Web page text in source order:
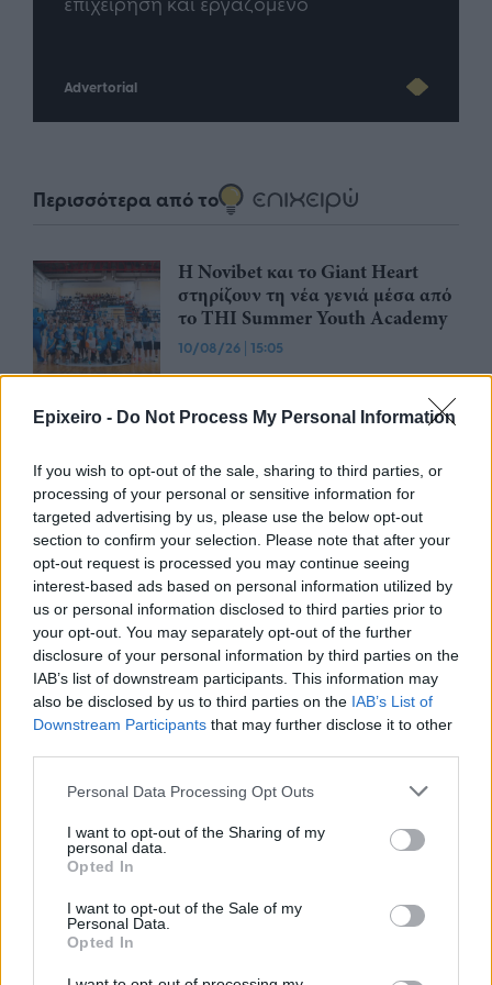
Epixeiro - Do Not Process My Personal Information
If you wish to opt-out of the sale, sharing to third parties, or
processing of your personal or sensitive information for
targeted advertising by us, please use the below opt-out
section to confirm your selection. Please note that after your
opt-out request is processed you may continue seeing
interest-based ads based on personal information utilized by
us or personal information disclosed to third parties prior to
your opt-out. You may separately opt-out of the further
disclosure of your personal information by third parties on the
IAB’s list of downstream participants. This information may
also be disclosed by us to third parties on the IAB’s List of
Downstream Participants that may further disclose it to other
Personal Data Processing Opt Outs
I want to opt-out of the Sharing of my
personal data.
Opted In
I want to opt-out of the Sale of my
Personal Data.
Opted In
Advertorial
Περισσότερα από το
Η Novibet και το Giant Heart
στηρίζουν τη νέα γενιά μέσα από
το THI Summer Youth Academy
10/08/26 | 15:05
Όμιλος ΔΕΗ: Υπογράφει νέα
χαρτοφυλάκιο έργων ΑΠΕ άνω
των 2 GW σε Πολωνία και
Ουγγαρία
10/08/26|10:49
Παράταση έως τις 30 Νοεμβρίου
για περισσότερες από 400
επιχειρήσεις στο «Εξοικονομώ –
Επιχειρώ» λόγω μεγάλης
απήχησης του προγράμματος
10/08/26| 10:42
Trade Estates: Στην κατοχή της το
50% του Sofia South Ring Mall με
τίμημα 49,35 εκατ. ευρώ
ανανεώνουν τη συνεργασία τους